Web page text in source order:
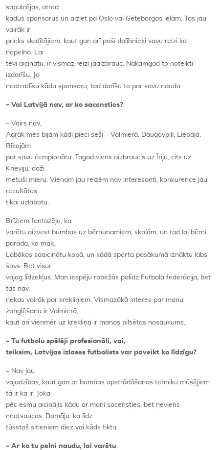
sapulcējas, atrod
kādus sponsorus un aiziet pa Oslo vai Gēteborgas ielām. Tas jau
vairāk ir
prieks skatītājiem, kaut gan arī paši dalībnieki savu reizi ko
nopelna. Lai
tevi aicinātu, ir vismaz reizi jāaizbrauc. Nākamgad to noteikti
izdarīšu. Ja
neatradīšu kādu sponsoru, tad darīšu to par savu naudu.
– Vai Latvijā nav, ar ko sacensties?
– Vairs nav.
Agrāk mēs bijām kādi pieci seši – Valmierā, Daugavpilī, Liepājā.
Rīkojām
pat savu čempionātu. Tagad viens aizbraucis uz Īriju, cits uz
Krieviju, daži
metuši mieru. Vienam jau reizēm nav interesanti, konkurence jau
rezultātus
tikai uzlabotu.
Brīžiem fantazēju, ka
varētu aizvest bumbas uz bērnunamiem, skolām, un tad lai bērni
parāda, ko māk.
Labākos saaicinātu kopā, un kādā sporta pasākumā iznāktu labs
šovs. Bet visur
vajag līdzekļus. Man iespēju robežās palīdz Futbola federācija, bet
tas nav
nekas vairāk par krekliņiem. Vismazākā interes par manu
žonglēšanu ir Valmierā,
kaut arī vienmēr uz krekliņa ir manas pilsētas nosaukums.
– Tu futbolu spēlēji profesionāli, vai,
teiksim, Latvijas izlases futbolists var paveikt ko līdzīgu?
– Nav jau
vajadzības, kaut gan ar bumbas apstrādāšanas tehniku mūsējiem
tā ir kā ir. Joka
pēc esmu aicinājis kādu ar mani sacensties, bet neviens
neatsaucas. Domāju, ka līdz
tūkstoš sitieniem diez vai kāds tiktu.
– Ar ko tu pelni naudu, lai varētu